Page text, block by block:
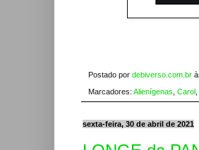
Postado por debiverso.com.br
Marcadores: Alienígenas, Carol ,
sexta-feira, 30 de abril de 2021